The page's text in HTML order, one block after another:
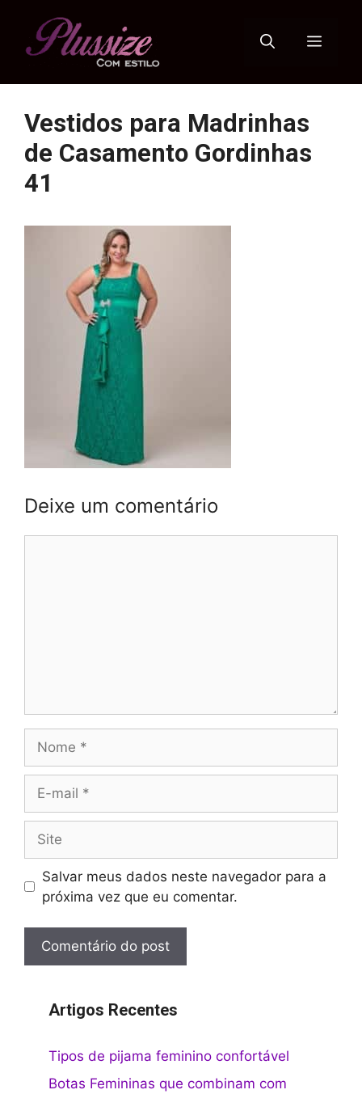
Menu
Vestidos para Madrinhas
de Casamento Gordinhas
41
Deixe um comentário
mail
Salvar meus dados neste navegador para a
próxima vez que eu comentar.
Artigos Recentes
Tipos de pijama feminino confortável
Botas Femininas que combinam com